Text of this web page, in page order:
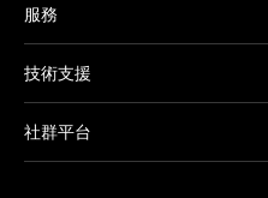
服務
技術支援
社群平台